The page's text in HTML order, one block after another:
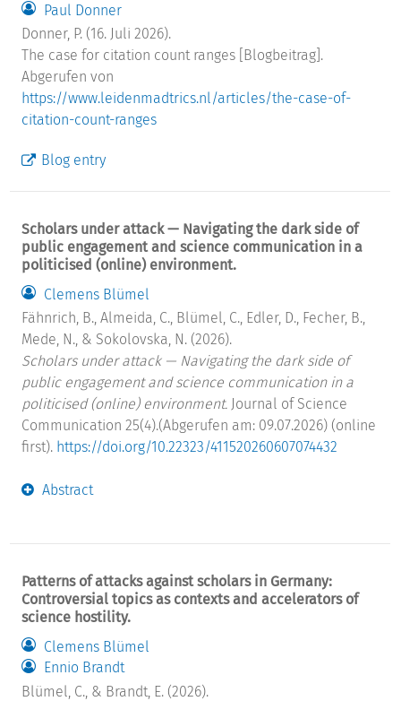
Paul Donner
Donner, P. (16. Juli 2026).
The case for citation count ranges [Blogbeitrag].
Abgerufen von
https://www.leidenmadtrics.nl/articles/the-case-of-
citation-count-ranges
Blog entry
Scholars under attack — Navigating the dark side of
public engagement and science communication in a
politicised (online) environment.
Clemens Blümel
Fähnrich, B., Almeida, C., Blümel, C., Edler, D., Fecher, B.,
Mede, N., & Sokolovska, N. (2026).
Scholars under attack — Navigating the dark side of
public engagement and science communication in a
politicised (online) environment. Journal of Science
Communication 25(4).(Abgerufen am: 09.07.2026) (online
first). https://doi.org/10.22323/411520260607074432
Abstract
Patterns of attacks against scholars in Germany:
Controversial topics as contexts and accelerators of
science hostility.
Clemens Blümel
Ennio Brandt
Blümel, C., & Brandt, E. (2026).